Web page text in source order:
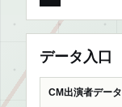
データ入口
CM出演者データ